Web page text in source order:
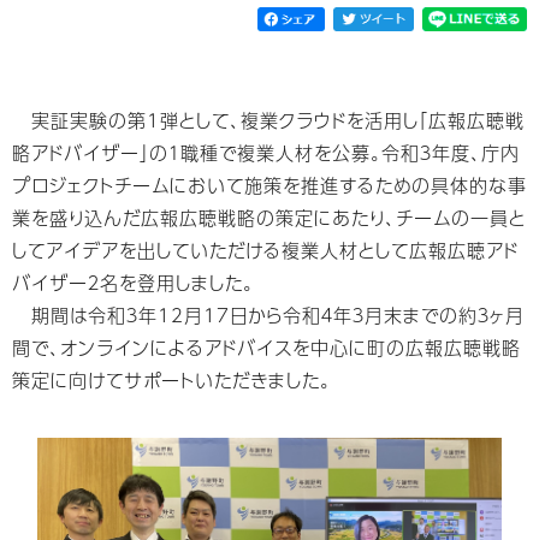
実証実験の第1弾として、複業クラウドを活用し「広報広聴戦
略アドバイザー」の１職種で複業人材を公募。令和３年度、庁内
プロジェクトチームにおいて施策を推進するための具体的な事
業を盛り込んだ広報広聴戦略の策定にあたり、チームの一員と
してアイデアを出していただける複業人材として広報広聴アド
バイザー２名を登用しました。
期間は令和３年12月17日から令和４年３月末までの約３ヶ月
間で、オンラインによるアドバイスを中心に町の広報広聴戦略
策定に向けてサポートいただきました。